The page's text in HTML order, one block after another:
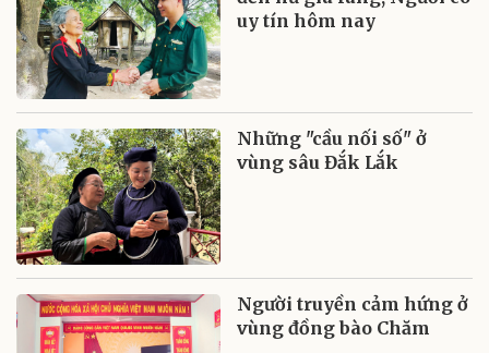
uy tín hôm nay
Những "cầu nối số" ở
vùng sâu Đắk Lắk
Người truyền cảm hứng ở
vùng đồng bào Chăm